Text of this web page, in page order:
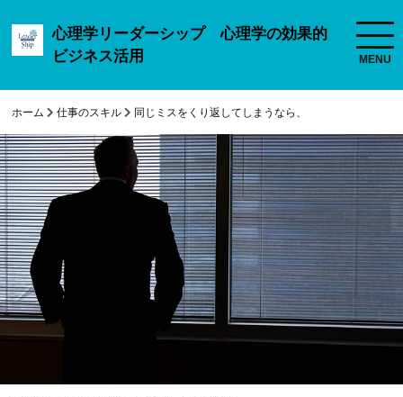
心理学リーダーシップ 心理学の効果的
ビジネス活用
ホーム 仕事のスキル 同じミスをくり返してしまうなら、